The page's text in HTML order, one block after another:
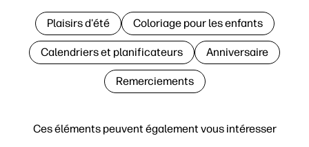
Ces éléments peuvent également vous intéresser
Plaisirs d'été Coloriage pour les enfants
Calendriers et planificateurs Anniversaire
Remerciements